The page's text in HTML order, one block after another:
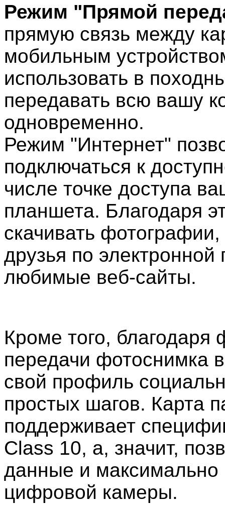
Режим "Прямой
прямую связь между
мобильным
использовать в
передавать всю вашу
одновременно.
Режим "Интернет"
подключаться к
числе точке доступа
планшета. Благодаря
скачивать
друзья по электронной
любимые веб-сайты.
Кроме того, благодаря
передачи фотоснимка
свой профиль
простых шагов. Карта
поддерживает
Class 10, а, значит,
данные и максимально
цифровой камеры.